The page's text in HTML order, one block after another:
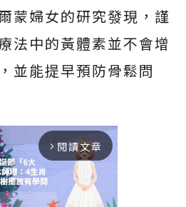
蒙婦女的研究發現，謹
法中的黃體素並不會增
並能提早預防骨鬆問
arrow_forward_ios 閱讀文章